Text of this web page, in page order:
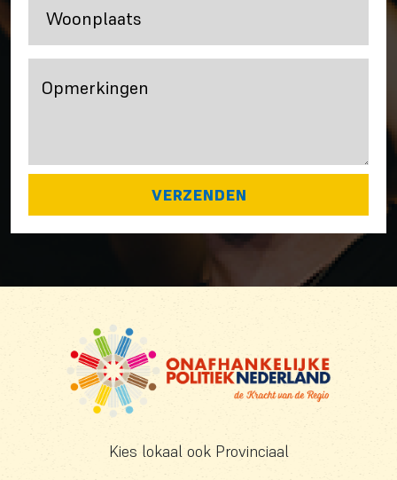
Kies lokaal ook Provinciaal